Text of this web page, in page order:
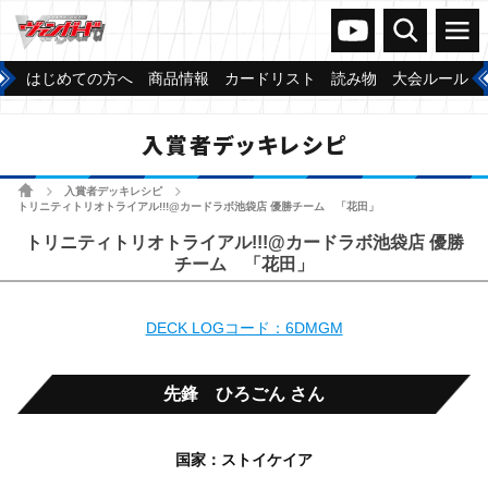
ヴァンガードch
検索 メニュー
はじめての方へ 商品情報 カードリスト 読み物 大会ルール
入賞者デッキレシピ
ホーム 入賞者デッキレシピ
トリニティトリオトライアル!!!@カードラボ池袋店 優勝チーム 「花田」
トリニティトリオトライアル!!!@カードラボ池袋店 優勝
チーム 「花田」
DECK LOGコード：6DMGM
先鋒 ひろごん さん
国家：ストイケイア